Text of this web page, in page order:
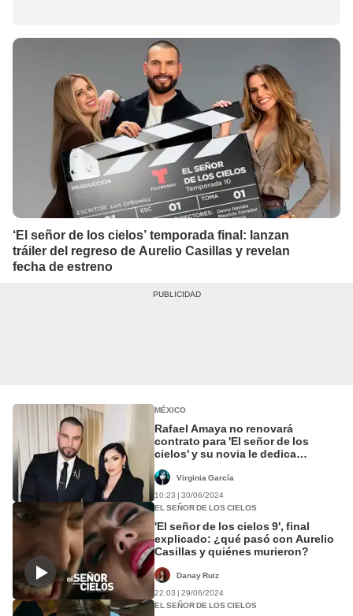
‘El señor de los cielos’ temporada final: lanzan
tráiler del regreso de Aurelio Casillas y revelan
fecha de estreno
MÉXICO
Rafael Amaya no renovará
contrato para 'El señor de los
cielos' y su novia le dedica
Virginia García
10:23 | 30/06/2024
EL SEÑOR DE LOS CIELOS
'El señor de los cielos 9', final
explicado: ¿qué pasó con Aurelio
Casillas y quiénes murieron?
Danay Ruiz
22:03 | 29/06/2024
EL SEÑOR DE LOS CIELOS